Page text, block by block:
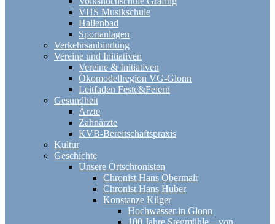
VHS Musikschule
Hallenbad
Sportanlagen
Verkehrsanbindung
Vereine und Initiativen
Vereine & Initiativen
Ökomodellregion VG-Glonn
Leitfaden Feste&Feiern
Gesundheit
Ärzte
Zahnärzte
KVB-Bereitschaftspraxis
Kultur
Geschichte
Unsere Ortschronisten
Chronist Hans Obermair
Chronist Hans Huber
Konstanze Kilger
Hochwasser in Glonn
100 Jahre Stegmühle – von